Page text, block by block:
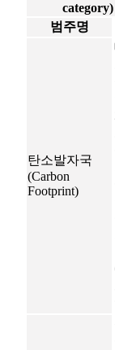
category)
범주명
탄소발자국
(Carbon
Footprint)